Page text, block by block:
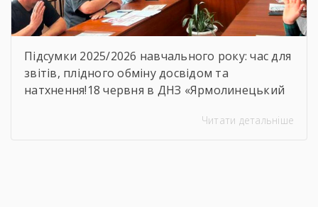
Підсумки 2025/2026 навчального року: час для
звітів, плідного обміну досвідом та
натхнення!18 червня в ДНЗ «Ярмолинецький
відбулося засідання методичної комісіїЧитати детальніше